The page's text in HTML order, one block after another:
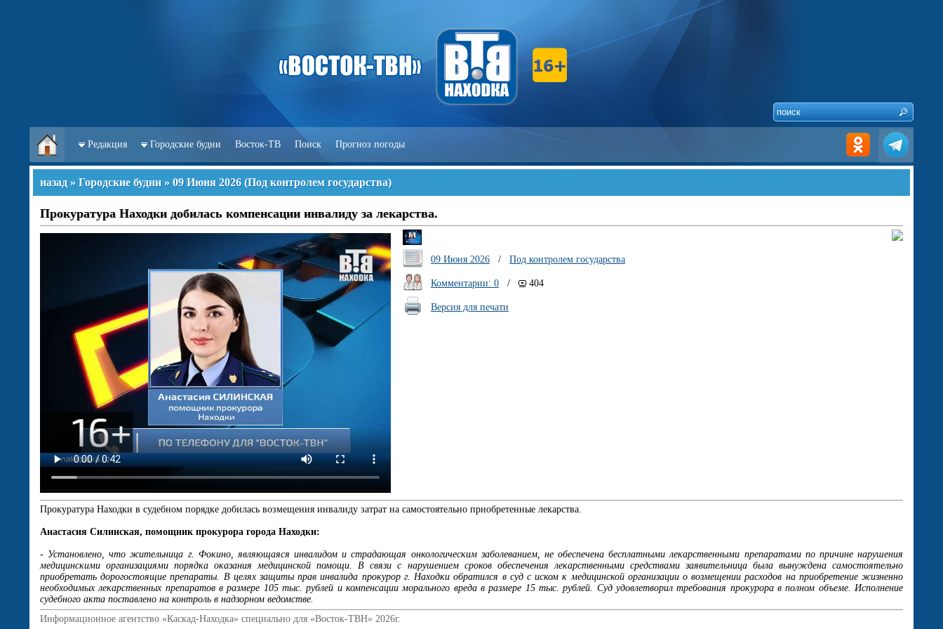
Редакция Городские будни Восток-ТВ Поиск Прогноз погоды
назад » Городские будни » 09 Июня 2026 (Под контролем государства)
Прокуратура Находки добилась компенсации инвалиду за лекарства.
09 Июня 2026 / Под контролем государства
Комментарии: 0 / 404
Версия для печати
Прокуратура Находки в судебном порядке добилась возмещения инвалиду затрат на самостоятельно приобретенные лекарства.
Анастасия Силинская, помощник прокурора города Находки:
- Установлено, что жительница г. Фокино, являющаяся инвалидом и страдающая онкологическим заболеванием, не обеспечена бесплатными лекарственными препаратами по причине нарушения
медицинскими организациями порядка оказания медицинской помощи. В связи с нарушением сроков обеспечения лекарственными средствами заявительница была вынуждена самостоятельно
приобретать дорогостоящие препараты. В целях защиты прав инвалида прокурор г. Находки обратился в суд с иском к медицинской организации о возмещении расходов на приобретение жизненно
необходимых лекарственных препаратов в размере 105 тыс. рублей и компенсации морального вреда в размере 15 тыс. рублей. Суд удовлетворил требования прокурора в полном объеме. Исполнение
судебного акта поставлено на контроль в надзорном ведомстве.
Информационное агентство «Каскад-Находка» специально для «Восток-ТВН» 2026г.